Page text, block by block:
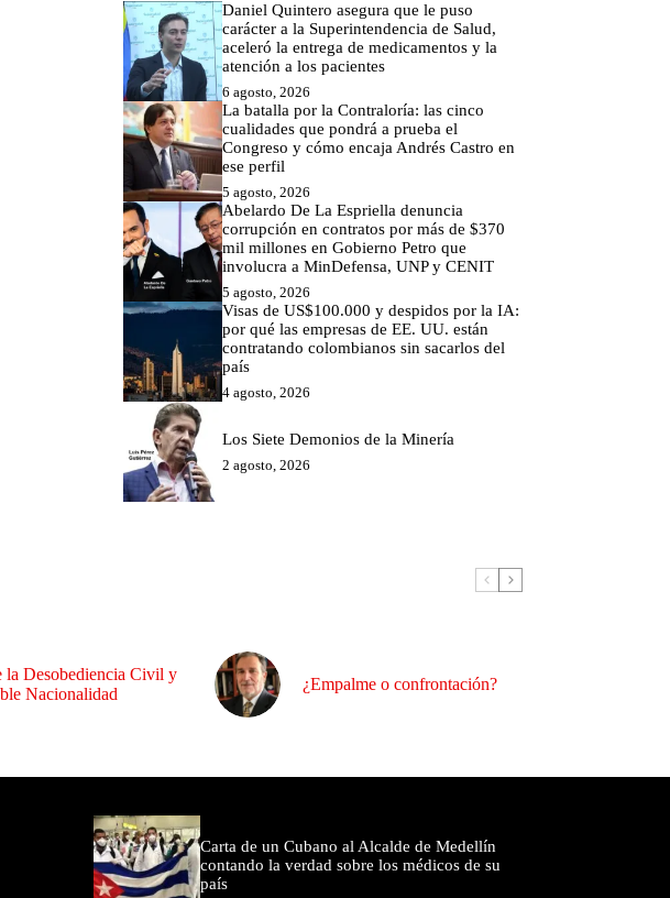
Daniel Quintero asegura que le puso
carácter a la Superintendencia de Salud,
aceleró la entrega de medicamentos y la
atención a los pacientes
6 agosto, 2026
La batalla por la Contraloría: las cinco
cualidades que pondrá a prueba el
Congreso y cómo encaja Andrés Castro en
ese perfil
5 agosto, 2026
Abelardo De La Espriella denuncia
corrupción en contratos por más de $370
mil millones en Gobierno Petro que
involucra a MinDefensa, UNP y CENIT
5 agosto, 2026
Visas de US$100.000 y despidos por la IA:
por qué las empresas de EE. UU. están
contratando colombianos sin sacarlos del
país
4 agosto, 2026
Los Siete Demonios de la Minería
2 agosto, 2026
la Desobediencia Civil y
Nacionalidad
¿Empalme o confrontación?
Carta de un Cubano al Alcalde de Medellín
contando la verdad sobre los médicos de su
país